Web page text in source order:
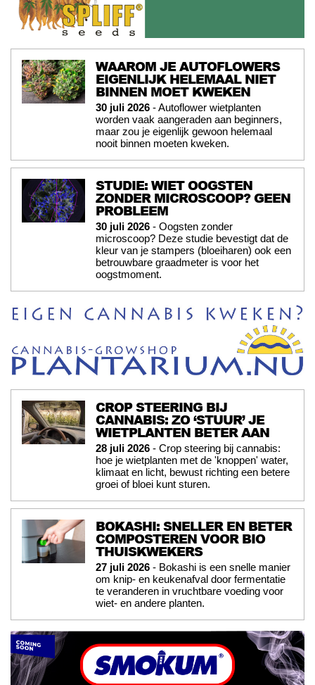
WAAROM JE AUTOFLOWERS
EIGENLIJK HELEMAAL NIET
BINNEN MOET KWEKEN
30 juli 2026 - Autoflower wietplanten
worden vaak aangeraden aan beginners,
maar zou je eigenlijk gewoon helemaal
nooit binnen moeten kweken.
STUDIE: WIET OOGSTEN
ZONDER MICROSCOOP? GEEN
PROBLEEM
30 juli 2026 - Oogsten zonder
microscoop? Deze studie bevestigt dat de
kleur van je stampers (bloeiharen) ook een
betrouwbare graadmeter is voor het
oogstmoment.
CROP STEERING BIJ
CANNABIS: ZO ‘STUUR’ JE
WIETPLANTEN BETER AAN
28 juli 2026 - Crop steering bij cannabis:
hoe je wietplanten met de 'knoppen' water,
klimaat en licht, bewust richting een betere
groei of bloei kunt sturen.
BOKASHI: SNELLER EN BETER
COMPOSTEREN VOOR BIO
THUISKWEKERS
27 juli 2026 - Bokashi is een snelle manier
om knip- en keukenafval door fermentatie
te veranderen in vruchtbare voeding voor
wiet- en andere planten.